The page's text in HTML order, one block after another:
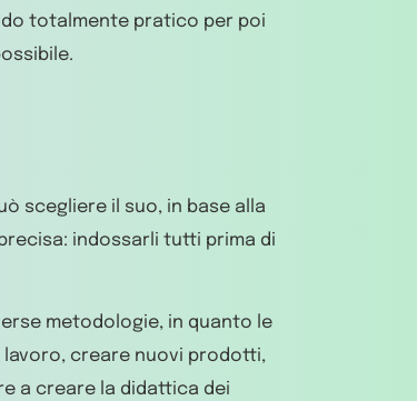
totalmente pratico per poi
scegliere il suo, in base alla
indossarli tutti prima di
metodologie, in quanto le
lavoro, creare nuovi prodotti,
a creare la didattica dei